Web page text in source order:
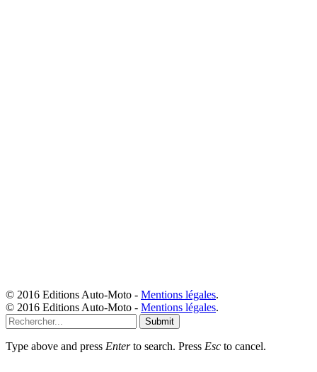
© 2016 Editions Auto-Moto - Mentions légales.
© 2016 Editions Auto-Moto - Mentions légales.
Submit
Type above and press Enterto search. Press Esc to cancel.